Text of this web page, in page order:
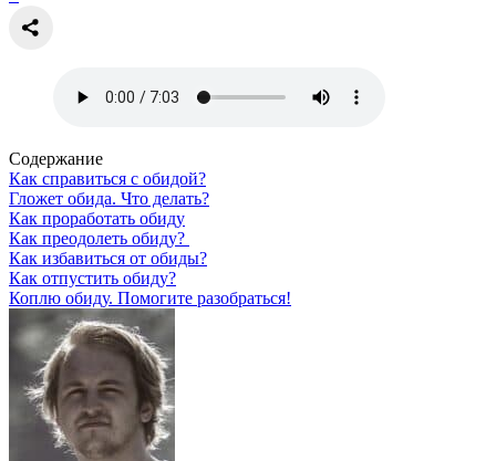
Содержание
Как справиться с обидой?
Гложет обида. Что делать?
Как проработать обиду
Как преодолеть обиду?
Как избавиться от обиды?
Как отпустить обиду?
Коплю обиду. Помогите разобраться!